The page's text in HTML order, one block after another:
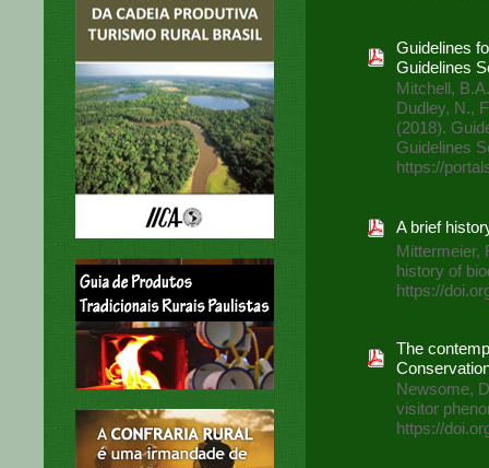
Guidelines
Guidelines
Mitchell,
Dudley, N.,
(2018).
Guidelines
https://
A brief
Mittermeier,
history of
https://
The
Newsome,
visitor
https://